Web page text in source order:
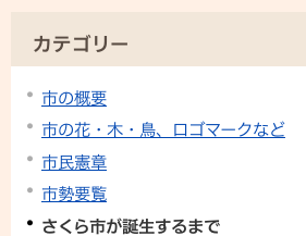
カテゴリー
市の概要
市の花・木・鳥、ロゴマークなど
市民憲章
市勢要覧
さくら市が誕生するまで